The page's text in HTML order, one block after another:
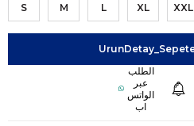
S M L XL XXL